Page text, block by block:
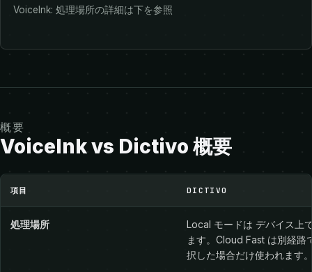
VoiceInk: 処理場所の詳細は下を参照
概要
VoiceInk vs Dictivo 概要
項目 DICTIVO
処理場所
Local モードは デバイス上
ます。Cloud Fast は別経路
択した場合だけ使われます